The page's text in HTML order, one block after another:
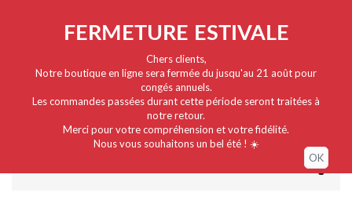
FERMETURE ESTIVALE
Chers clients,
Notre boutique en ligne sera fermée du jusqu'au 21 août pour
congés annuels.
Les commandes passées durant cette période seront traitées à
notre retour.
Merci pour votre compréhension et votre fidélité.
Nous vous souhaitons un bel été ! ☀️
OK